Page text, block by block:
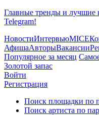
Главные тренды и
Telegram!
НовостиИнтервьюMICE
АфишаАвторыВакансии
Популярное за месяц
Золотой запас
Войти
Регистрация
Поиск площадки по
Поиск артиста по